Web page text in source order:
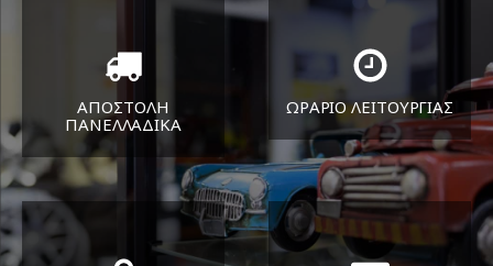
ΑΠΟΣΤΟΛΗ
ΠΑΝΕΛΛΑΔΙΚA
Όπου και αν είστε θα σας
στείλουμε τα ελαστικά σας
ΩΡΑΡΙΟ ΛΕΙΤΟΥΡΓΙΑΣ
ΔΕΥ-ΠΑΡ 8:30-17:30
ΣΑΒ 8:30-13:30